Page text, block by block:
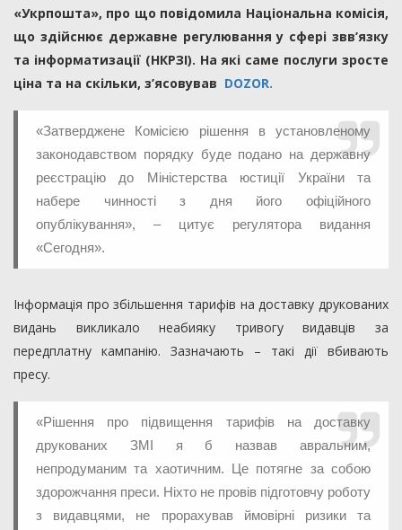
«Укрпошта», про що повідомила Національна комісія,
що здійснює державне регулювання у сфері звв’язку
та інформатизації (НКРЗІ). На які саме послуги зросте
ціна та на скільки, з’ясовував DOZOR.
«Затверджене Комісією рішення в установленому
законодавством порядку буде подано на державну
реєстрацію до Міністерства юстиції України та
набере чинності з дня його офіційного
опублікування», – цитує регулятора видання
«Сегодня».
Інформація про збільшення тарифів на доставку друкованих
видань викликало неабияку тривогу видавців за
передплатну кампанію. Зазначають – такі дії вбивають
пресу.
«Рішення про підвищення тарифів на доставку
друкованих ЗМІ я б назвав авральним,
непродуманим та хаотичним. Це потягне за собою
здорожчання преси. Ніхто не провів підготовчу роботу
з видавцями, не прорахував ймовірні ризики та